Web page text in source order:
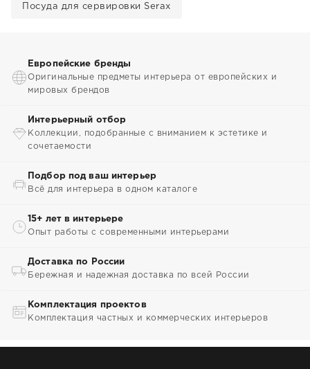
Посуда для сервировки Serax
Европейские бренды
Оригинальные предметы интерьера от европейских и
мировых брендов
Интерьерный отбор
Коллекции, подобранные с вниманием к эстетике и
сочетаемости
Подбор под ваш интерьер
Всё для интерьера в одном каталоге
15+ лет в интерьере
Опыт работы с современными интерьерами
Доставка по России
Бережная и надежная доставка по всей России
Комплектация проектов
Комплектация частных и коммерческих интерьеров